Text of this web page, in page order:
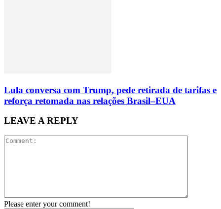
Lula conversa com Trump, pede retirada de tarifas e
reforça retomada nas relações Brasil–EUA
LEAVE A REPLY
Please enter your comment!